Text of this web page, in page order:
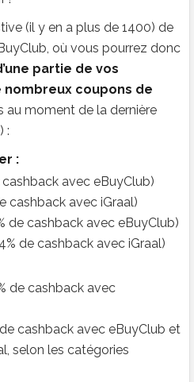
(il y en a plus de 1400) de
où vous pourrez donc
partie de vos
nombreux coupons de
au moment de la dernière
:
:
cashback avec eBuyClub)
cashback avec iGraal)
de cashback avec eBuyClub)
de cashback avec iGraal)
de cashback avec
cashback avec eBuyClub et
selon les catégories